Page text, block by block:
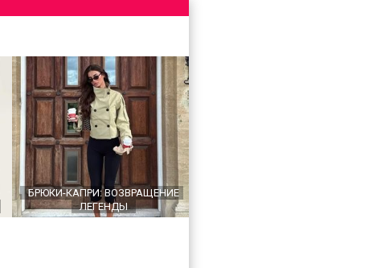
БРЮКИ-КАПРИ: ВОЗВРАЩЕНИЕ
ЛЕГЕНДЫ